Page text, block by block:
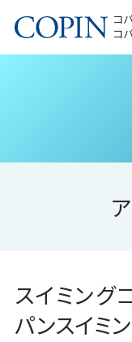
コ
コ
スイミン
パンスイミ